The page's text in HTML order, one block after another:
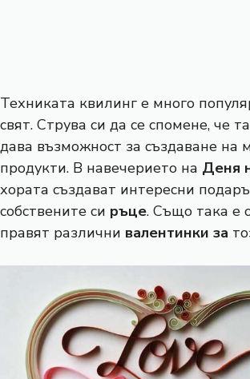
Техниката квилинг е много
свят. Струва си да се спомене, че
дава възможност за създаване на
продукти. В навечерието на Деня
хората създават интересни
собствените си ръце. Също така е
правят различни валентинки за